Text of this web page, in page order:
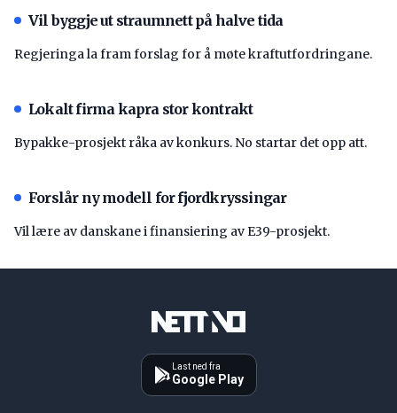
Vil byggje ut straumnett på halve tida
Regjeringa la fram forslag for å møte kraftutfordringane.
Lokalt firma kapra stor kontrakt
Bypakke-prosjekt råka av konkurs. No startar det opp att.
Forslår ny modell for fjordkryssingar
Vil lære av danskane i finansiering av E39-prosjekt.
Last ned fra
Google Play